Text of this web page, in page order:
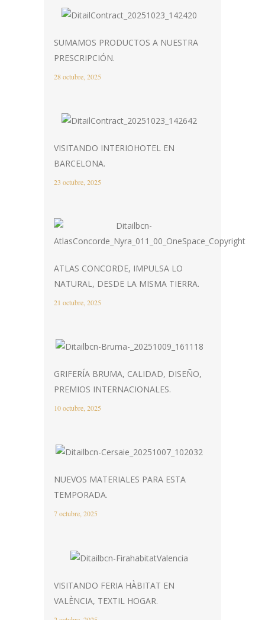
SUMAMOS PRODUCTOS A NUESTRA
PRESCRIPCIÓN.
28 octubre, 2025
VISITANDO INTERIOHOTEL EN
BARCELONA.
23 octubre, 2025
ATLAS CONCORDE, IMPULSA LO
NATURAL, DESDE LA MISMA TIERRA.
21 octubre, 2025
GRIFERÍA BRUMA, CALIDAD, DISEÑO,
PREMIOS INTERNACIONALES.
10 octubre, 2025
NUEVOS MATERIALES PARA ESTA
TEMPORADA.
7 octubre, 2025
VISITANDO FERIA HÀBITAT EN
VALÈNCIA, TEXTIL HOGAR.